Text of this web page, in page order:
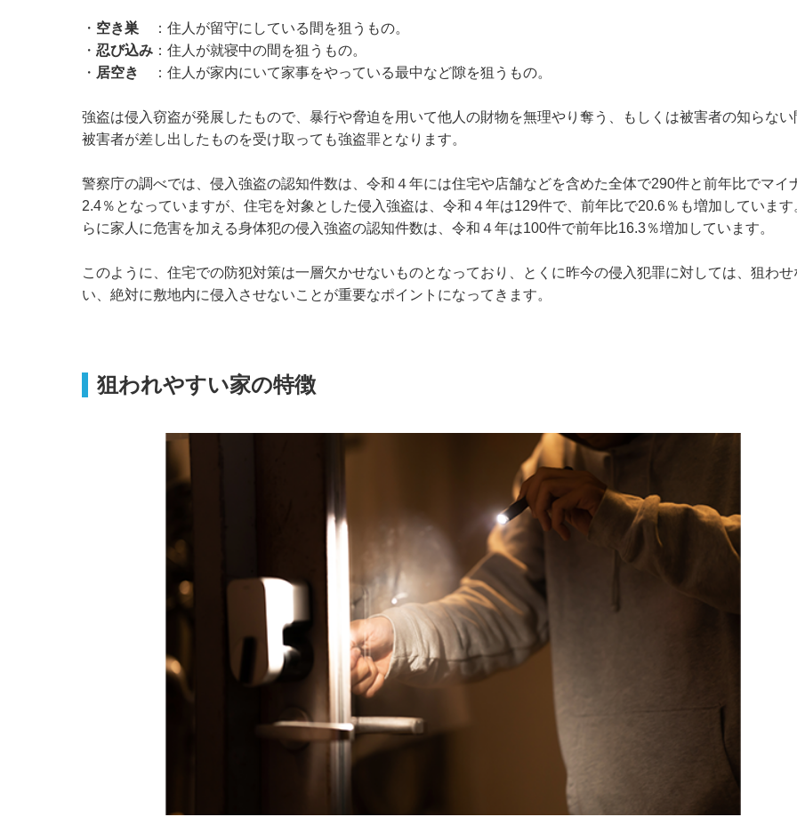
・ 空き巣
：住人が留守にしている間を狙うもの。
・ 忍び込み ：住人が就寝中の間を狙うもの。
・ 居空き ：住人が家内にいて家事をやっている最中など隙を狙うもの。
強盗は侵入窃盗が発展したもので、暴行や脅迫を用いて他人の財物を無理やり奪う、もしくは被害者の知らない
被害者が差し出したものを受け取っても強盗罪となります。
警察庁の調べでは、侵入強盗の認知件数は、令和４年には住宅や店舗などを含めた全体で290件と前年比でマイ
2.4％となっていますが、住宅を対象とした侵入強盗は、令和４年は129件で、前年比で20.6％も増加しています
らに家人に危害を加える身体犯の侵入強盗の認知件数は、令和４年は100件で前年比16.3％増加しています。
このように、住宅での防犯対策は一層欠かせないものとなっており、とくに昨今の侵入犯罪に対しては、狙わせ
い、絶対に敷地内に侵入させないことが重要なポイントになってきます。
狙われやすい家の特徴